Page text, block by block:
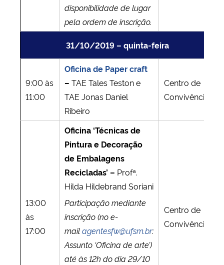
disponibilidade de lugar
pela ordem de inscrição.
31/10/2019 – quinta-feira
9:00 às
11:00
Oficina de Paper craft
– TAE Tales Teston e
TAE Jonas Daniel
Ribeiro
Centro de
Convivência
13:00
às
17:00
Oficina ‘Técnicas de
Pintura e Decoração
de Embalagens
Recicladas’ – Profª.
Hilda Hildebrand Soriani
Participação mediante
inscrição (no e-
mailagentesfw@ufsm.br:
Assunto ‘Oficina de arte’)
até às 12h do dia 29/10
Centro de
Convivência